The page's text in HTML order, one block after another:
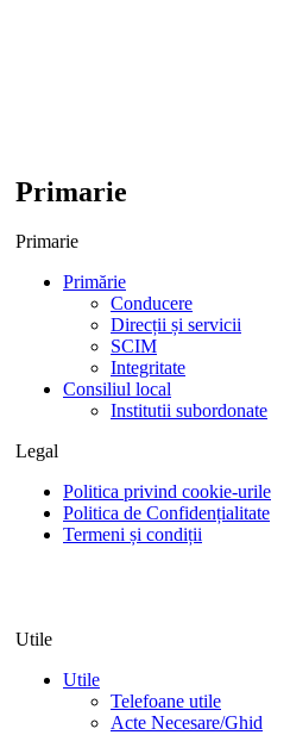
Primarie
Primarie
Primărie
Conducere
Direcții și servicii
SCIM
Integritate
Consiliul local
Institutii subordonate
Legal
Politica privind cookie-urile
Politica de Confidențialitate
Termeni și condiții
Utile
Utile
Telefoane utile
Acte Necesare/Ghid